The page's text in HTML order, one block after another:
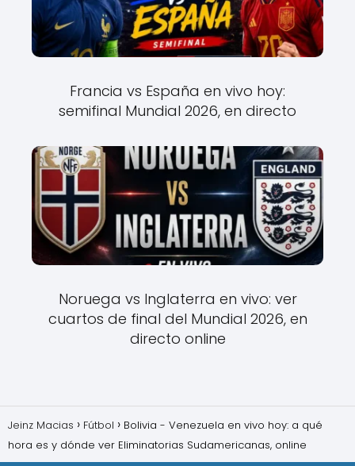
Francia vs España en vivo hoy:
semifinal Mundial 2026, en directo
Noruega vs Inglaterra en vivo: ver
cuartos de final del Mundial 2026, en
directo online
Jeinz Macias Fútbol
Bolivia - Venezuela en vivo hoy: a qué
hora es y dónde ver Eliminatorias Sudamericanas, online